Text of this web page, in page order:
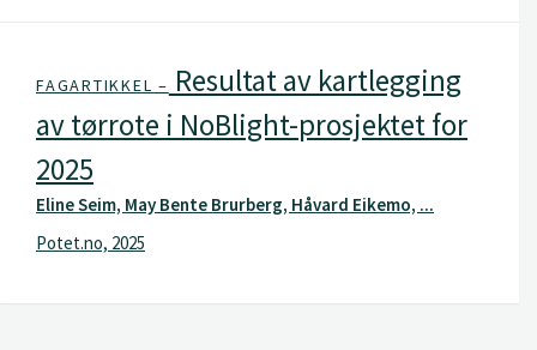
FAGARTIKKEL – Resultat av kartlegging
av tørrote i NoBlight-prosjektet for
2025
Eline Seim, May Bente Brurberg, Håvard Eikemo, ...
Potet.no, 2025